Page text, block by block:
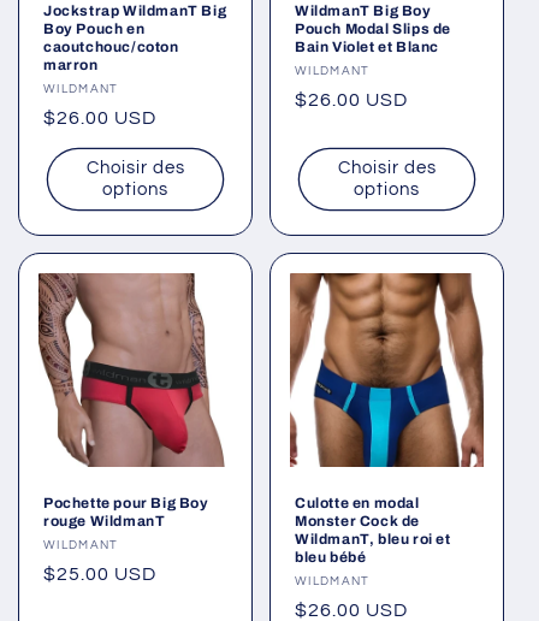
Jockstrap WildmanT Big
Boy Pouch en
caoutchouc/coton
marron
Fournisseur :
WILDMANT
Prix
habituel
$26.00 USD
Choisir des
options
WildmanT Big Boy
Pouch Modal Slips de
Bain Violet et Blanc
Fournisseur :
WILDMANT
Prix
$26.00 USD
Choisir des
options
Pochette pour Big Boy
rouge WildmanT
Fournisseur :
WILDMANT
Prix
$25.00 USD
Culotte en modal
Monster Cock de
WildmanT, bleu roi et
bleu bébé
Fournisseur :
WILDMANT
Prix
$26.00 USD